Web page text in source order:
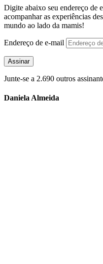
Digite abaixo seu endereço de
acompanhar as experiências
mundo ao lado da mamis!
Endereço de e-mail
Assinar
Junte-se a 2.690 outros
Daniela Almeida